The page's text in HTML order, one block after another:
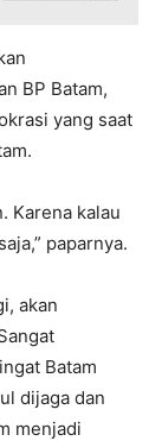
BP Batam,
yang saat
Karena kalau
paparnya.
akan
Batam
dijaga dan
menjadi